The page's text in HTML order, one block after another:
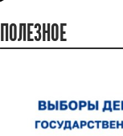
ПОЛЕЗНОЕ